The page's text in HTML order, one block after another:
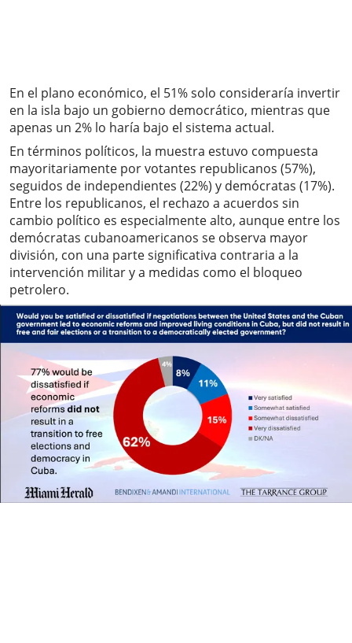
En el plano económico, el 51% solo consideraría invertir
en la isla bajo un gobierno democrático, mientras que
apenas un 2% lo haría bajo el sistema actual.
En términos políticos, la muestra estuvo compuesta
mayoritariamente por votantes republicanos (57%),
seguidos de independientes (22%) y demócratas (17%).
Entre los republicanos, el rechazo a acuerdos sin
cambio político es especialmente alto, aunque entre los
demócratas cubanoamericanos se observa mayor
división, con una parte significativa contraria a la
intervención militar y a medidas como el bloqueo
petrolero.